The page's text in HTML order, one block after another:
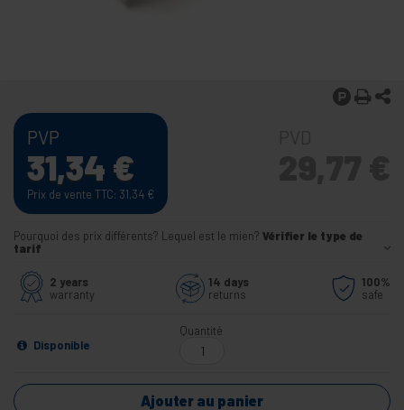
PVP
31,34 €
Prix de vente TTC: 31,34 €
Pourquoi des prix différents? Lequel est le mien? Vérifier le type de
tarif
2 years
warranty
14 days
returns
100%
safe
Disponible
Quantité
Ajouter au panier